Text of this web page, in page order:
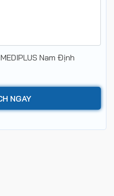
MEDIPLUS Nam Định